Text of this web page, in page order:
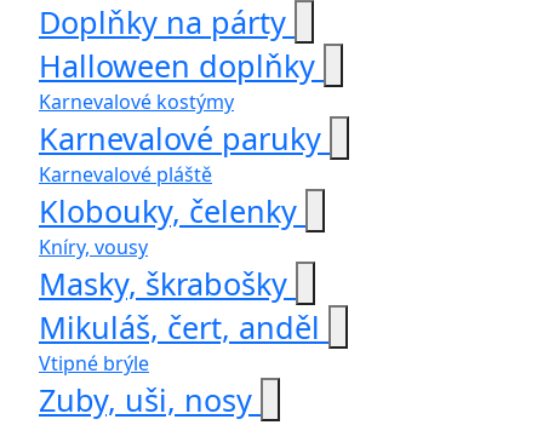
Doplňky na párty
Halloween doplňky
Karnevalové kostýmy
Karnevalové paruky
Karnevalové pláště
Klobouky, čelenky
Kníry, vousy
Masky, škrabošky
Mikuláš, čert, anděl
Vtipné brýle
Zuby, uši, nosy